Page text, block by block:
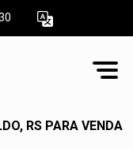
RS PARA VENDA